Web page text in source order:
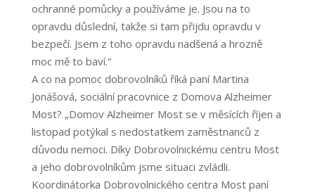
ochranné pomůcky a používáme je. Jsou na to
opravdu důslední, takže si tam přijdu opravdu v
bezpečí. Jsem z toho opravdu nadšená a hrozně
moc mě to baví.“
A co na pomoc dobrovolníků říká paní Martina
Jonášová, sociální pracovnice z Domova Alzheimer
Most? „Domov Alzheimer Most se v měsících říjen a
listopad potýkal s nedostatkem zaměstnanců z
důvodu nemoci. Díky Dobrovolnickému centru Most
a jeho dobrovolníkům jsme situaci zvládli.
Koordinátorka Dobrovolnického centra Most paní